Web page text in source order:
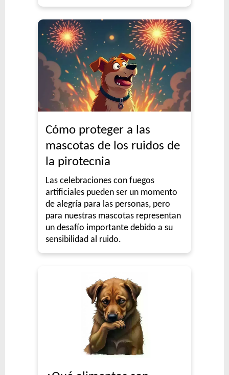
Cómo proteger a las
mascotas de los ruidos de
la pirotecnia
Las celebraciones con fuegos
artificiales pueden ser un momento
de alegría para las personas, pero
para nuestras mascotas representan
un desafío importante debido a su
sensibilidad al ruido.